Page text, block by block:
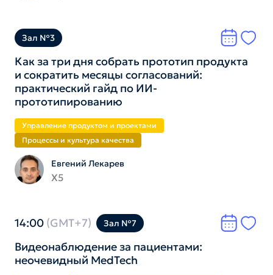
Зал №3
Как за три дня собрать прототип продукта
и сократить месяцы согласований:
практический гайд по ИИ-
прототипированию
Управление продуктом и проектами
Процессы и культура качества
Евгений Лекарев
X5
14:00 (GMT+7) Зал №7
Видеонаблюдение за пациентами:
неочевидный MedTech